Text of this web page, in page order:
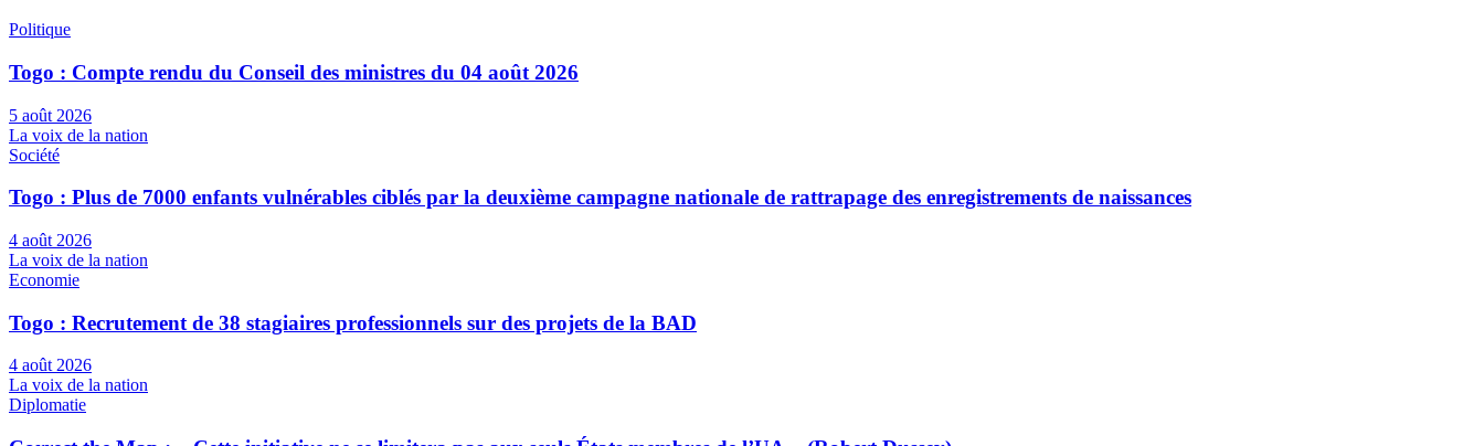
Politique
Togo : Compte rendu du Conseil des ministres du 04 août 2026
5 août 2026
La voix de la nation
Société
Togo : Plus de 7000 enfants vulnérables ciblés par la deuxième campagne nationale de rattrapage des enregistrements de naissances
4 août 2026
La voix de la nation
Economie
Togo : Recrutement de 38 stagiaires professionnels sur des projets de la BAD
4 août 2026
La voix de la nation
Diplomatie